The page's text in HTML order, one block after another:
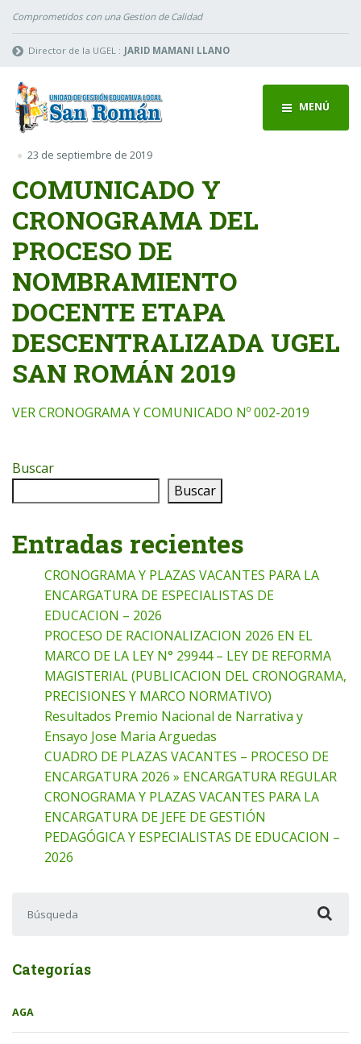
Comprometidos con una Gestion de Calidad
Director de la UGEL : JARID MAMANI LLANO
MENÚ
23 de septiembre de 2019
COMUNICADO Y
CRONOGRAMA DEL
PROCESO DE
NOMBRAMIENTO
DOCENTE ETAPA
DESCENTRALIZADA UGEL
SAN ROMÁN 2019
VER CRONOGRAMA Y COMUNICADO Nº 002-2019
Buscar
Buscar
Entradas recientes
CRONOGRAMA Y PLAZAS VACANTES PARA LA
ENCARGATURA DE ESPECIALISTAS DE
EDUCACION – 2026
PROCESO DE RACIONALIZACION 2026 EN EL
MARCO DE LA LEY N° 29944 – LEY DE REFORMA
MAGISTERIAL (PUBLICACION DEL CRONOGRAMA,
PRECISIONES Y MARCO NORMATIVO)
Resultados Premio Nacional de Narrativa y
Ensayo Jose Maria Arguedas
CUADRO DE PLAZAS VACANTES – PROCESO DE
ENCARGATURA 2026 » ENCARGATURA REGULAR
CRONOGRAMA Y PLAZAS VACANTES PARA LA
ENCARGATURA DE JEFE DE GESTIÓN
PEDAGÓGICA Y ESPECIALISTAS DE EDUCACION –
2026
Categorías
AGA